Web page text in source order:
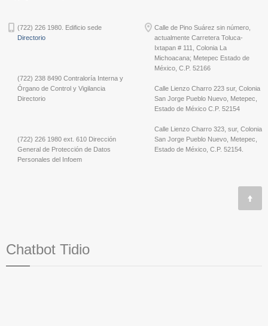
(722) 226 1980. Edificio sede
Directorio
(722) 238 8490 Contraloría Interna y
Órgano de Control y Vigilancia
Directorio
(722) 226 1980 ext. 610 Dirección
General de Protección de Datos
Personales del Infoem
Calle de Pino Suárez sin número,
actualmente Carretera Toluca-
Ixtapan # 111, Colonia La
Michoacana; Metepec Estado de
México, C.P. 52166
Calle Lienzo Charro 223 sur, Colonia
San Jorge Pueblo Nuevo, Metepec,
Estado de México C.P. 52154
Calle Lienzo Charro 323, sur, Colonia
San Jorge Pueblo Nuevo, Metepec,
Estado de México, C.P. 52154.
Chatbot Tidio